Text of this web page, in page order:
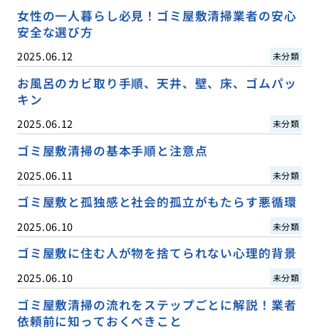
女性の一人暮らし必見！ゴミ屋敷清掃業者の安心
安全な選び方
2025.06.12 未分類
お風呂のカビ取り手順、天井、壁、床、ゴムパッ
キン
2025.06.12 未分類
ゴミ屋敷清掃の基本手順と注意点
2025.06.11 未分類
ゴミ屋敷と孤独感と社会的孤立がもたらす悪循環
2025.06.10 未分類
ゴミ屋敷に住む人が物を捨てられない心理的背景
2025.06.10 未分類
ゴミ屋敷清掃の流れをステップごとに解説！業者
依頼前に知っておくべきこと